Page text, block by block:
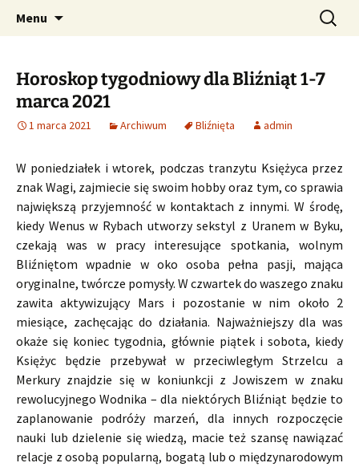
CzaroMarowy horoskop
dzienny, miesięczny i
tygodniowy
Profesjonalne przepowiednie astrologiczne
Menu Szukaj:
Horoskop tygodniowy dla Bliźniąt 1-7
marca 2021
1 marca 2021 Archiwum Bliźnięta admin
W poniedziałek i wtorek, podczas tranzytu Księżyca przez
znak Wagi, zajmiecie się swoim hobby oraz tym, co sprawia
największą przyjemność w kontaktach z innymi. W środę,
kiedy Wenus w Rybach utworzy sekstyl z Uranem w Byku,
czekają was w pracy interesujące spotkania, wolnym
Bliźniętom wpadnie w oko osoba pełna pasji, mająca
oryginalne, twórcze pomysły. W czwartek do waszego znaku
zawita aktywizujący Mars i pozostanie w nim około 2
miesiące, zachęcając do działania. Najważniejszy dla was
okaże się koniec tygodnia, głównie piątek i sobota, kiedy
Księżyc będzie przebywał w przeciwległym Strzelcu a
Merkury znajdzie się w koniunkcji z Jowiszem w znaku
rewolucyjnego Wodnika – dla niektórych Bliźniąt będzie to
zaplanowanie podróży marzeń, dla innych rozpoczęcie
nauki lub dzielenie się wiedzą, macie też szansę nawiązać
relacje z osobą popularną, bogatą lub o międzynarodowym